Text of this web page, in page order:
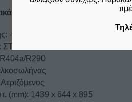
-26 / -18 °C
R290
(mm): 1439 x 644 x 895